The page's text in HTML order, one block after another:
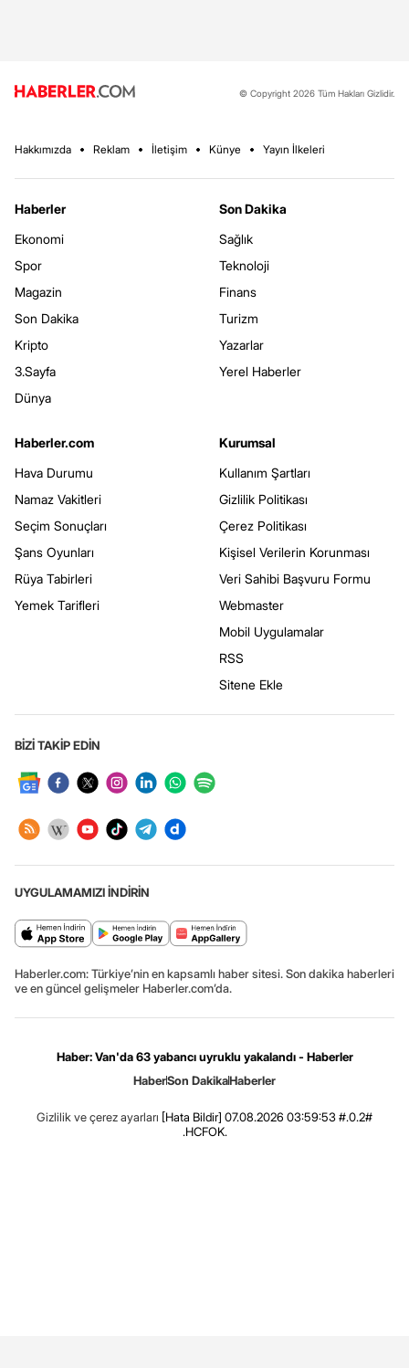
© Copyright 2026 Tüm Hakları Gizlidir.
Hakkımızda Reklam İletişim Künye Yayın İlkeleri
Haberler
Ekonomi
Spor
Magazin
Son Dakika
Kripto
3.Sayfa
Dünya
Son Dakika
Sağlık
Teknoloji
Finans
Turizm
Yazarlar
Yerel Haberler
Haberler.com
Hava Durumu
Namaz Vakitleri
Seçim Sonuçları
Şans Oyunları
Rüya Tabirleri
Yemek Tarifleri
Kurumsal
Kullanım Şartları
Gizlilik Politikası
Çerez Politikası
Kişisel Verilerin Korunması
Veri Sahibi Başvuru Formu
Webmaster
Mobil Uygulamalar
RSS
Sitene Ekle
BİZİ TAKİP EDİN
UYGULAMAMIZI İNDİRİN
Haberler.com: Türkiye’nin en kapsamlı haber sitesi. Son dakika haberleri
ve en güncel gelişmeler Haberler.com’da.
Haber: Van'da 63 yabancı uyruklu yakalandı - Haberler
HaberSon DakikaHaberler
Gizlilik ve çerez ayarları [Hata Bildir] 07.08.2026 03:59:53 #.0.2#
.HCFOK.